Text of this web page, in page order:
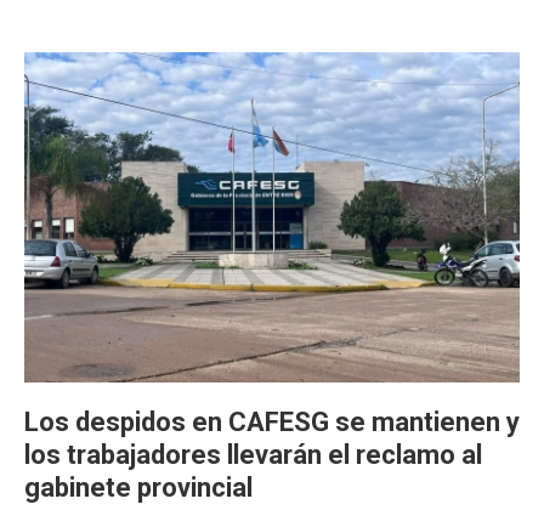
Los despidos en CAFESG se mantienen y
los trabajadores llevarán el reclamo al
gabinete provincial